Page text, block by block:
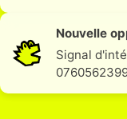
Nouvelle
Signal